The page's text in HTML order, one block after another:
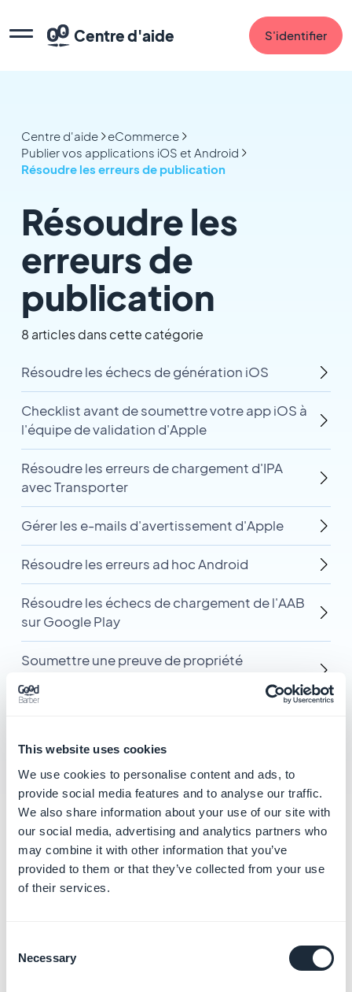
This website uses cookies
We use cookies to personalise content and ads, to
provide social media features and to analyse our traffic.
We also share information about your use of our site with
our social media, advertising and analytics partners who
may combine it with other information that you’ve
provided to them or that they’ve collected from your use
of their services.
Selection
Necessary
Centre d'aide S'identifier
Centre d'aide
eCommerce
Publier vos applications iOS et Android
Résoudre les erreurs de publication
Résoudre les
erreurs de
publication
8 articles dans cette catégorie
Résoudre les échecs de génération iOS
Checklist avant de soumettre votre app iOS à
l'équipe de validation d'Apple
Résoudre les erreurs de chargement d'IPA
avec Transporter
Gérer les e-mails d'avertissement d'Apple
Résoudre les erreurs ad hoc Android
Résoudre les échecs de chargement de l'AAB
sur Google Play
Soumettre une preuve de propriété
Catégories
connexes